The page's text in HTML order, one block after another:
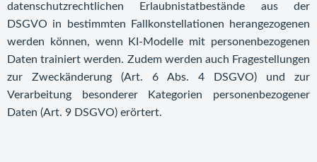
datenschutzrechtlichen Erlaubnistatbestände aus der
DSGVO in bestimmten Fallkonstellationen herangezogenen
werden können, wenn KI-Modelle mit personenbezogenen
Daten trainiert werden. Zudem werden auch Fragestellungen
zur Zweckänderung (Art. 6 Abs. 4 DSGVO) und zur
Verarbeitung besonderer Kategorien personenbezogener
Daten (Art. 9 DSGVO) erörtert.